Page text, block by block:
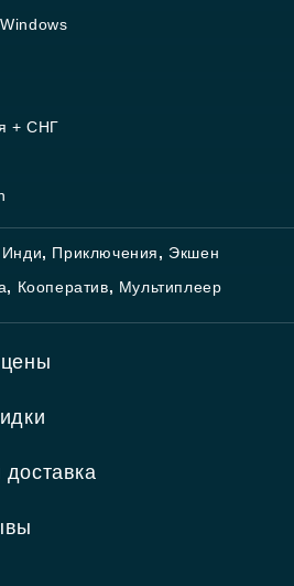
+ СНГ
Инди, Приключения, Экшен
, Кооператив, Мультиплеер